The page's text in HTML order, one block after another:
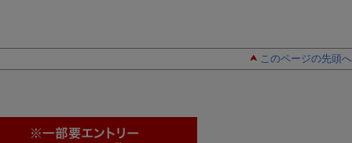
このページの先頭へ